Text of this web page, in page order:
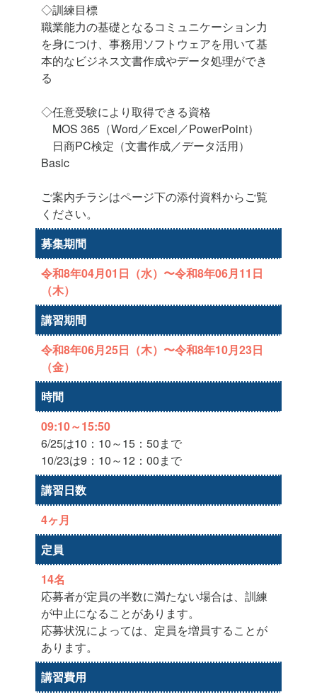
◇訓練目標
職業能力の基礎となるコミュニケーション力
を身につけ、事務用ソフトウェアを用いて基
本的なビジネス文書作成やデータ処理ができ
る
◇任意受験により取得できる資格
MOS 365（Word／Excel／PowerPoint）
日商PC検定（文書作成／データ活用）
Basic
ご案内チラシはページ下の添付資料からご覧
ください。
募集期間
令和8年04月01日（水）〜令和8年06月11日
（木）
講習期間
令和8年06月25日（木）〜令和8年10月23日
（金）
時間
09:10～15:50
6/25は10：10～15：50まで
10/23は9：10～12：00まで
講習日数
4ヶ月
定員
14名
応募者が定員の半数に満たない場合は、訓練
が中止になることがあります。
応募状況によっては、定員を増員することが
あります。
講習費用